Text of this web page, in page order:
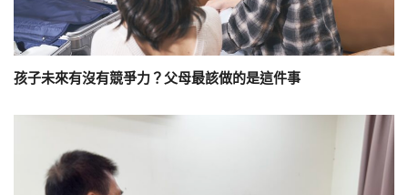
孩子未來有沒有競爭力？父母最該做的是這件事